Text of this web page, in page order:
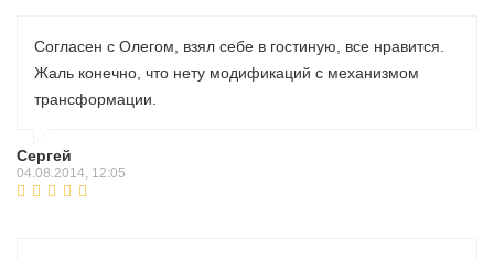
Согласен с Олегом, взял себе в гостиную, все нравится.
Жаль конечно, что нету модификаций с механизмом
трансформации.
Сергей
04.08.2014, 12:05